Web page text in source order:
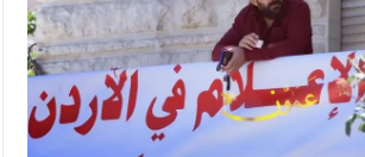
على شراكة فاعلة مع الإعلام
العلم (الدفعة الثالثة) إلى مراجعة منصة خدمة
العلم